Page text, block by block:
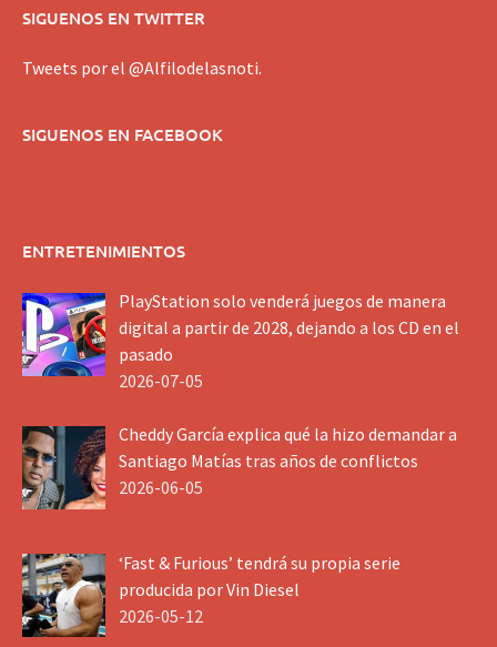
SIGUENOS EN TWITTER
Tweets por el @Alfilodelasnoti.
SIGUENOS EN FACEBOOK
ENTRETENIMIENTOS
PlayStation solo venderá juegos de manera
digital a partir de 2028, dejando a los CD en el
pasado
2026-07-05
Cheddy García explica qué la hizo demandar a
Santiago Matías tras años de conflictos
2026-06-05
‘Fast & Furious’ tendrá su propia serie
producida por Vin Diesel
2026-05-12